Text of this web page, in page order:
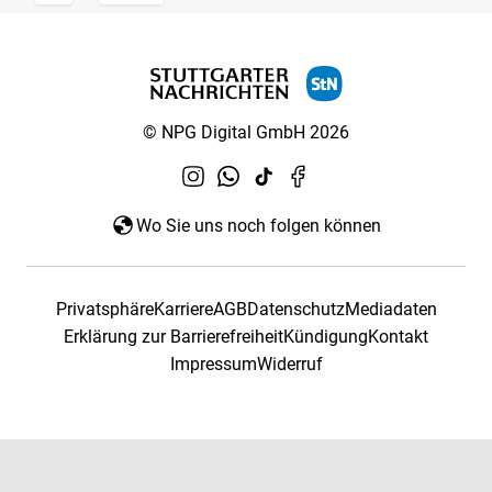
© NPG Digital GmbH 2026
Wo Sie uns noch folgen können
PrivatsphäreKarriereAGBDatenschutzMediadaten
Erklärung zur BarrierefreiheitKündigungKontakt
ImpressumWiderruf